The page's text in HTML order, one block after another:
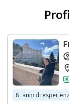
8 anni di